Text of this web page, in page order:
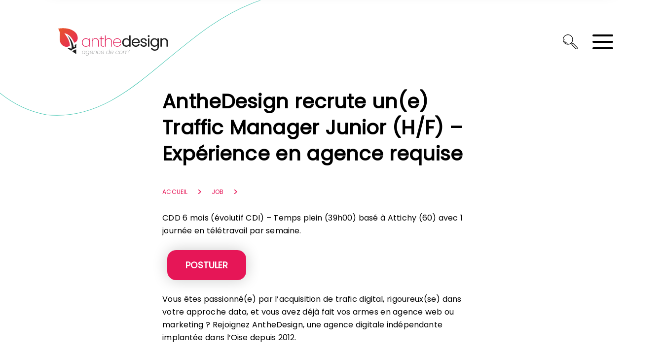
AntheDesign recrute un(e)
Traffic Manager Junior (H/F) –
Expérience en agence requise
ACCUEIL JOB
CDD 6 mois (évolutif CDI) – Temps plein (39h00) basé à Attichy (60) avec 1
journée en télétravail par semaine.
POSTULER
Vous êtes passionné(e) par l’acquisition de trafic digital, rigoureux(se) dans
votre approche data, et vous avez déjà fait vos armes en agence web ou
marketing ? Rejoignez AntheDesign, une agence digitale indépendante
implantée dans l’Oise depuis 2012.